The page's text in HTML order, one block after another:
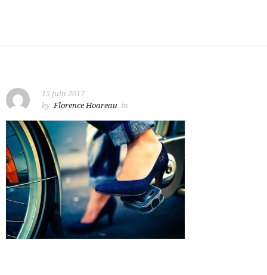
15 juin 2017
by Florence Hoareau in